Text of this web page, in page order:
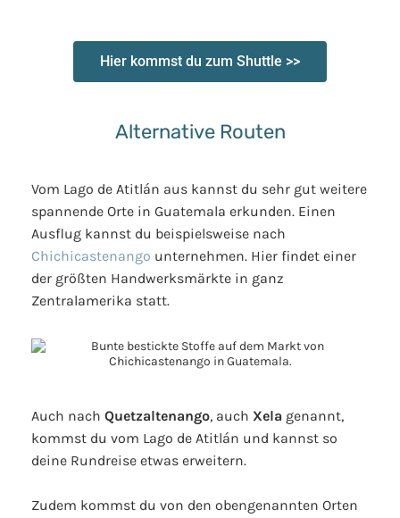
Hier kommst du zum Shuttle >>
Alternative Routen
Vom Lago de Atitlán aus kannst du sehr gut weitere
spannende Orte in Guatemala erkunden. Einen
Ausflug kannst du beispielsweise nach
Chichicastenango unternehmen. Hier findet einer
der größten Handwerksmärkte in ganz
Zentralamerika statt.
Auch nach Quetzaltenango, auch Xela genannt,
kommst du vom Lago de Atitlán und kannst so
deine Rundreise etwas erweitern.
Zudem kommst du von den obengenannten Orten